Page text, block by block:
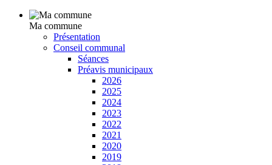
Ma commune
Présentation
Conseil communal
Séances
Préavis municipaux
2026
2025
2024
2023
2022
2021
2020
2019